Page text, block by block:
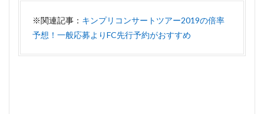
※関連記事： キンプリコンサートツアー2019の倍率
予想！一般応募よりFC先行予約がおすすめ